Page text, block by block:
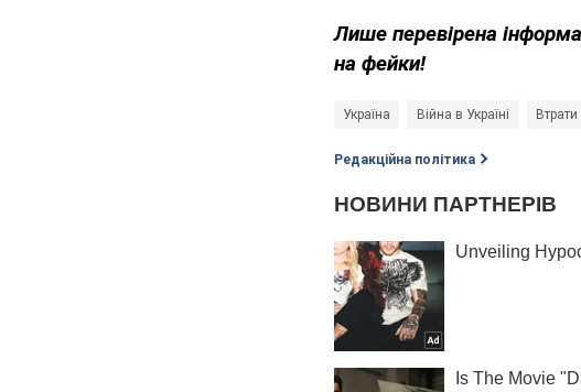
Лише перевірена
на фейки!
Україна Війна в Україні Втрати
Редакційна політика